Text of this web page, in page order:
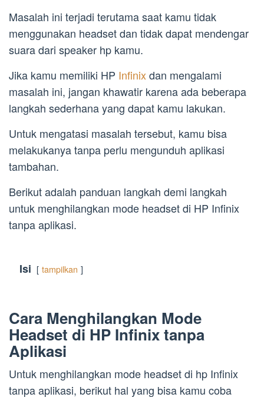
Masalah ini terjadi terutama saat kamu tidak
menggunakan headset dan tidak dapat mendengar
suara dari speaker hp kamu.
Jika kamu memiliki HP Infinixdan mengalami
masalah ini, jangan khawatir karena ada beberapa
langkah sederhana yang dapat kamu lakukan.
Untuk mengatasi masalah tersebut, kamu bisa
melakukanya tanpa perlu mengunduh aplikasi
tambahan.
Berikut adalah panduan langkah demi langkah
untuk menghilangkan mode headset di HP Infinix
tanpa aplikasi.
Isi tampilkan
Cara Menghilangkan Mode
Headset di HP Infinix tanpa
Aplikasi
Untuk menghilangkan mode headset di hp Infinix
tanpa aplikasi, berikut hal yang bisa kamu coba